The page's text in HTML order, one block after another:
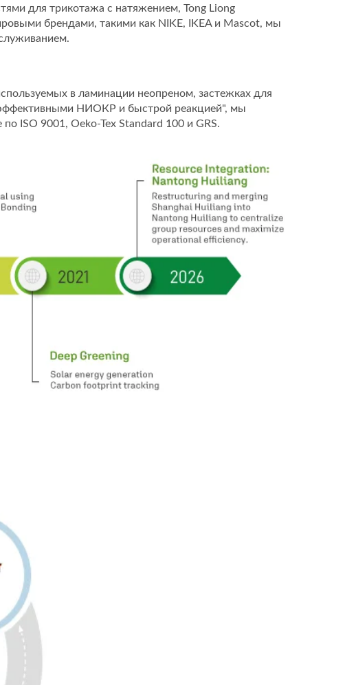
для трикотажа с натяжением, Tong Liong
брендами, такими как NIKE, IKEA и Mascot, мы
в ламинации неопреном, застежках для
НИОКР и быстрой реакцией", мы
ISO 9001, Oeko-Tex Standard 100 и GRS.